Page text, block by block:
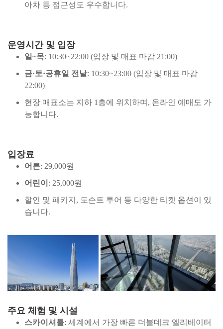
아차 등 접근성도 우수합니다.
운영시간 및 입장
일~목: 10:30~22:00 (입장 및 매표 마감 21:00)
금·토·공휴일 전날: 10:30~23:00 (입장 및 매표 마감
22:00)
현장 매표소는 지하 1층에 위치하며, 온라인 예매도 가
능합니다.
입장료
어른: 29,000원
어린이 : 25,000원
할인 및 패키지, 도슨트 투어 등 다양한 티켓 옵션이 있
습니다.
주요 체험 및 시설
스카이셔틀: 세계에서 가장 빠른 더블데크 엘리베이터